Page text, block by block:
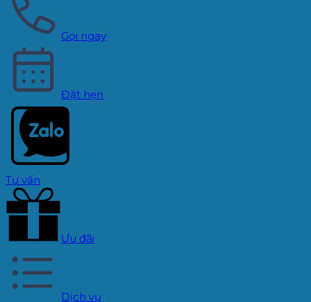
Gọi ngay
Đặt hẹn
Tư vấn
Ưu đãi
Dịch vụ